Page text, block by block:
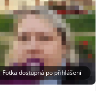
Fotka dostupná po přihlášení